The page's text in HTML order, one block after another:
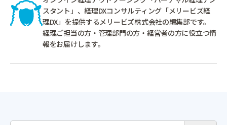
スタント」、経理DXコンサルティング「メリービズ経
理DX」を提供するメリービズ株式会社の編集部です。
経理ご担当の方・管理部門の方・経営者の方に役立つ情
報をお届けします。